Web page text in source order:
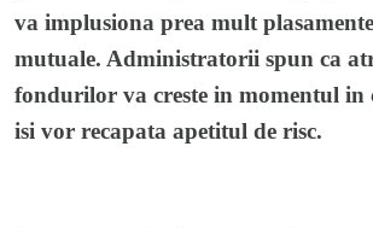
va implusiona prea mult
mutuale. Administratorii spun ca
fondurilor va creste in momentul in
isi vor recapata apetitul de risc.